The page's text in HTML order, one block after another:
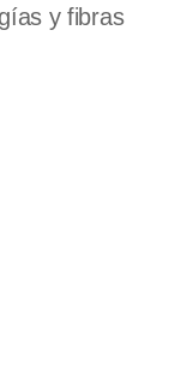
y fibras